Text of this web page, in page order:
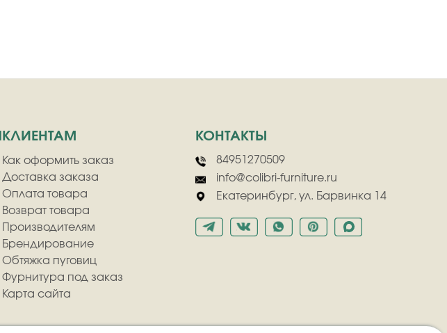
КЛИЕНТАМ
Как оформить заказ
Доставка заказа
Оплата товара
Возврат товара
Производителям
Брендирование
Обтяжка пуговиц
Фурнитура под заказ
Карта сайта
КОНТАКТЫ
84951270509
info@colibri-furniture.ru
Екатеринбург, ул. Барвинка 14